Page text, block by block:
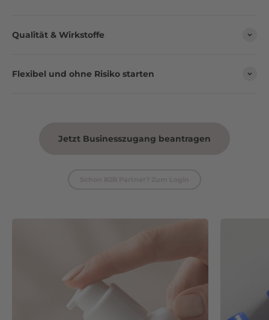
Qualität & Wirkstoffe
Flexibel und ohne Risiko starten
Jetzt Businesszugang beantragen